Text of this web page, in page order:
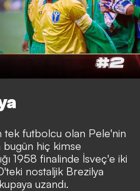
tek futbolcu olan Pele'nin
bugün hiç kimse
1958 finalinde İsveç'e iki
nostaljik Brezilya
uzandı.